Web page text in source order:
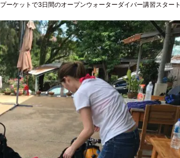
プーケットで3日間のオープンウォーターダイバー講習スタート